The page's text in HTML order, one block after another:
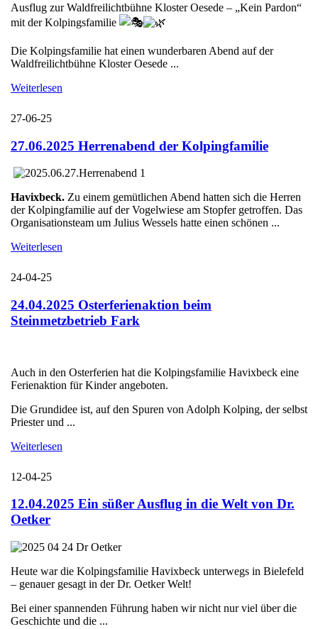
Ausflug zur Waldfreilichtbühne Kloster Oesede – „Kein Pardon“
mit der Kolpingsfamilie
Die Kolpingsfamilie hat einen wunderbaren Abend auf der
Waldfreilichtbühne Kloster Oesede ...
Weiterlesen
27-06-25
27.06.2025 Herrenabend der Kolpingfamilie
Havixbeck. Zu einem gemütlichen Abend hatten sich die Herren
der Kolpingfamilie auf der Vogelwiese am Stopfer getroffen. Das
Organisationsteam um Julius Wessels hatte einen schönen ...
Weiterlesen
24-04-25
24.04.2025 Osterferienaktion beim
Steinmetzbetrieb Fark
Auch in den Osterferien hat die Kolpingsfamilie Havixbeck eine
Ferienaktion für Kinder angeboten.
Die Grundidee ist, auf den Spuren von Adolph Kolping, der selbst
Priester und ...
Weiterlesen
12-04-25
12.04.2025 Ein süßer Ausflug in die Welt von Dr.
Oetker
Heute war die Kolpingsfamilie Havixbeck unterwegs in Bielefeld
– genauer gesagt in der Dr. Oetker Welt!
Bei einer spannenden Führung haben wir nicht nur viel über die
Geschichte und die ...